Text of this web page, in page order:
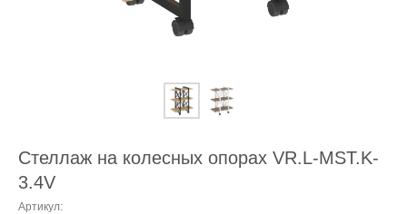
Стеллаж на колесных опорах VR.L-MST.K-
3.4V
Артикул: